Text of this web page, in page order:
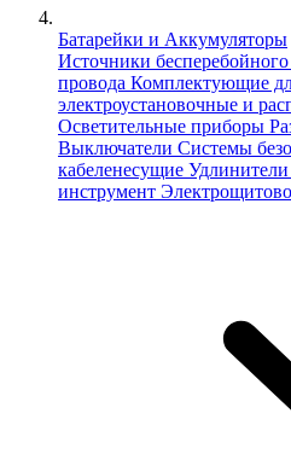
Батарейки и Аккумуляторы
Источники
провода Комплектующие
электроустановочные и
Осветительные приборы
Выключатели Системы
кабеленесущие Удлинители
инструмент